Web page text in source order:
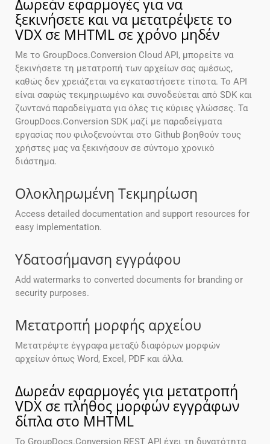
Δωρεάν εφαρμογές για να
ξεκινήσετε και να μετατρέψετε το
VDX σε MHTML σε χρόνο μηδέν
Με το GroupDocs.Conversion Cloud API, μπορείτε να
ξεκινήσετε τη μετατροπή των αρχείων σας αμέσως,
καθώς δεν χρειάζεται να εγκαταστήσετε τίποτα. Το API
είναι σαφώς τεκμηριωμένο και συνοδεύεται από SDK και
ζωντανά παραδείγματα για όλες τις κύριες γλώσσες. Τα
GroupDocs.Conversion SDK μαζί με παραδείγματα
εργασίας που φιλοξενούνται στο Github βοηθούν τους
χρήστες μας να ξεκινήσουν σε σύντομο χρονικό
διάστημα.
Ολοκληρωμένη Τεκμηρίωση
Access detailed documentation and support resources for
easy implementation.
Υδατοσήμανση εγγράφου
Add watermarks to converted documents for branding or
security purposes.
Μετατροπή μορφής αρχείου
Μετατρέψτε έγγραφα μεταξύ διαφόρων μορφών
αρχείων όπως Word, Excel, PDF και άλλα.
Δωρεάν εφαρμογές για μετατροπή
VDX σε πλήθος μορφών εγγράφων
δίπλα στο MHTML
Το GroupDocs.Conversion REST API έχει τη δυνατότητα